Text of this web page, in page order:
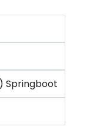
Springboot